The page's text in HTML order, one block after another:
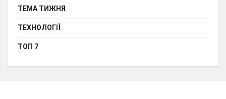
ТЕМА ТИЖНЯ
ТЕХНОЛОГІЇ
ТОП 7